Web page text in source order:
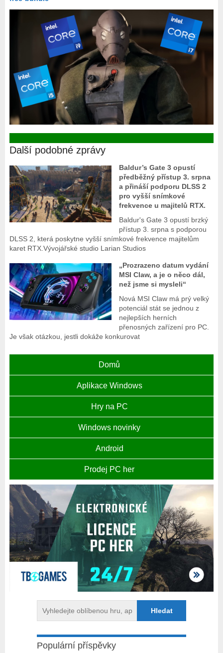
Další podobné zprávy
Baldur’s Gate 3 opustí
předběžný přístup 3. srpna
a přináší podporu DLSS 2
pro vyšší snímkové
frekvence u majitelů RTX.
Baldur's Gate 3 opustí brzký
přístup 3. srpna s podporou
DLSS 2, která poskytne vyšší snímkové frekvence majitelům
karet RTX.Vývojářské studio Larian Studios
„Prozrazeno datum vydání
MSI Claw, a je o něco dál,
než jsme si mysleli“
Nová MSI Claw má prý velký
potenciál stát se jednou z
nejlepších herních
přenosných zařízení pro PC.
Je však otázkou, jestli dokáže konkurovat
Domů
Aplikace Windows
Hry na PC
Windows novinky
Android
Prodej PC her
Populární příspěvky